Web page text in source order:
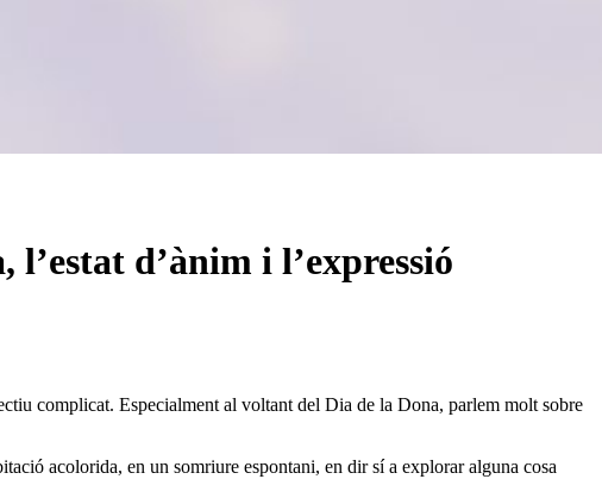
d’ànim i l’expressió
complicat. Especialment al voltant del Dia de la Dona, parlem molt sobre
acolorida, en un somriure espontani, en dir sí a explorar alguna cosa